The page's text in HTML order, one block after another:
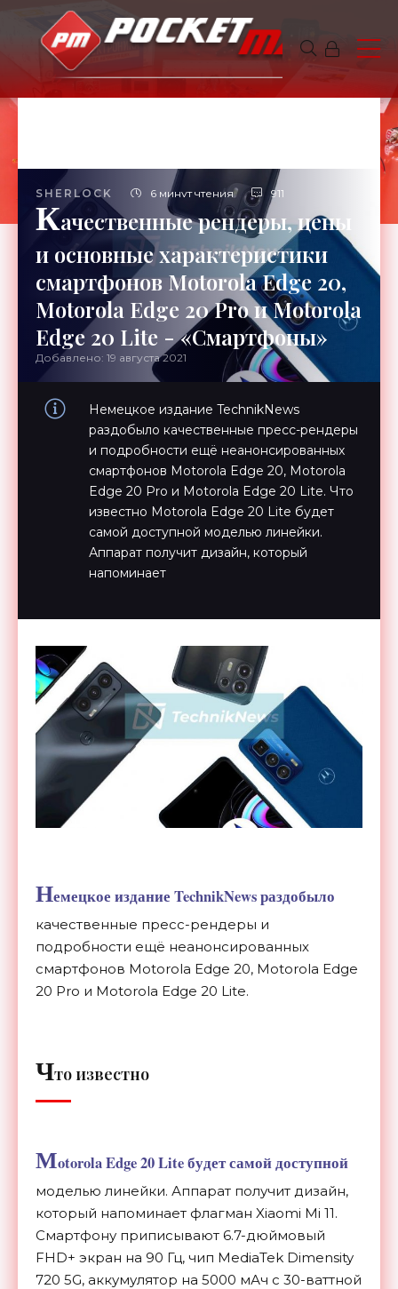
SHERLOCK 6 минут чтения 911
Качественные рендеры, цены
и основные характеристики
смартфонов Motorola Edge 20,
Motorola Edge 20 Pro и Motorola
Edge 20 Lite - «Смартфоны»
Добавлено: 19 августа 2021
Немецкое издание TechnikNews
раздобыло качественные пресс-рендеры
и подробности ещё неанонсированных
смартфонов Motorola Edge 20, Motorola
Edge 20 Pro и Motorola Edge 20 Lite. Что
известно Motorola Edge 20 Lite будет
самой доступной моделью линейки.
Аппарат получит дизайн, который
напоминает
Немецкое издание TechnikNews раздобыло
качественные пресс-рендеры и
подробности ещё неанонсированных
смартфонов Motorola Edge 20, Motorola Edge
20 Pro и Motorola Edge 20 Lite.
Что известно
Motorola Edge 20 Lite будет самой доступной
моделью линейки. Аппарат получит дизайн,
который напоминает флагман Xiaomi Mi 11.
Смартфону приписывают 6.7-дюймовый
FHD+ экран на 90 Гц, чип MediaTek Dimensity
720 5G, аккумулятор на 5000 мАч с 30-ваттной